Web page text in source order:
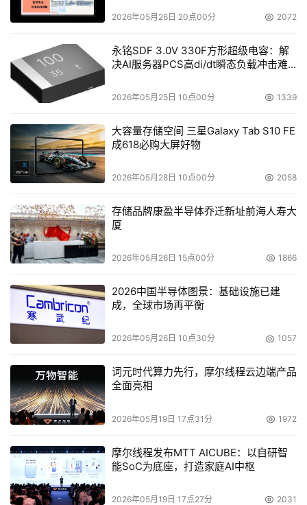
日立数据系统有限公司
（HDS）今天在北京宣布推出新
布是日立数据以中端产品外型和价格为中小型企业（SMB）
提供企业级应用战略的一部分。新推出的日立TagmaStore
可调整（Adaptable）模块化存储和工作组(Workgroup)模
块化存储系统是颇受市场青睐的日立 Thunder 9500 V 系
列存储系统的升级换代产品。
Emulex公司日前宣布和Sun签订了非独占性主机总线
适配器（HBA）OEM协议。据Emulex和一位分析家说，来
周三 （2005年7月13日）
日立环球存储科技公司(下称“日立环球”)副总裁兼大中
华区总裁德克.托马斯在深圳向《第一财经日报》记者透
露，“到2008年，日立在深圳的硬盘产量将占日立硬盘全球
产量的50%，所以我们希望供应商也能落户深圳，与日立一
起形成更为完善的产业链。”昨日，日立为此还在深圳龙岗
这些供应商的入住。
为了解决用户手中的闲置硬盘、废旧硬盘由于处理不当
件盘供不应求的局面，近日，国家信息中心DRS数据修复宣
布，DRS将在全国范围内开展“硬盘回收，环保无忧”的硬盘
回收活动。
2026年05月26日 20点00分 2072
永铭SDF 3.0V 330F方形超级电容：解
决AI服务器PCS高di/dt瞬态负载冲击难
2026年05月25日 10点00分 1339
大容量存储空间 三星Galaxy Tab S10 FE
成618必购大屏好物
2026年05月28日 10点00分 2058
存储品牌康盈半导体乔迁新址前海人寿大
厦
2026年05月26日 15点00分 1866
2026中国半导体图景：基础设施已建
成，全球市场再平衡
2026年05月26日 10点30分 1057
词元时代算力先行，摩尔线程云边端产品
全面亮相
2026年05月19日 17点31分 1972
摩尔线程发布MTT AICUBE：以自研智
能SoC为底座，打造家庭AI中枢
2026年05月19日 17点27分 2031